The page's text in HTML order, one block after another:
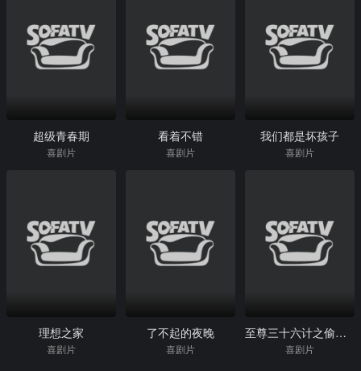
超级青春期
喜剧片
看着不错
喜剧片
我们都是坏孩子
喜剧片
理想之家
喜剧片
了不起的夜晚
喜剧片
至尊三十六计之偷天换日(国)
喜剧片